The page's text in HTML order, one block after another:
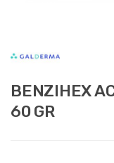
BENZIHEX
60 GR